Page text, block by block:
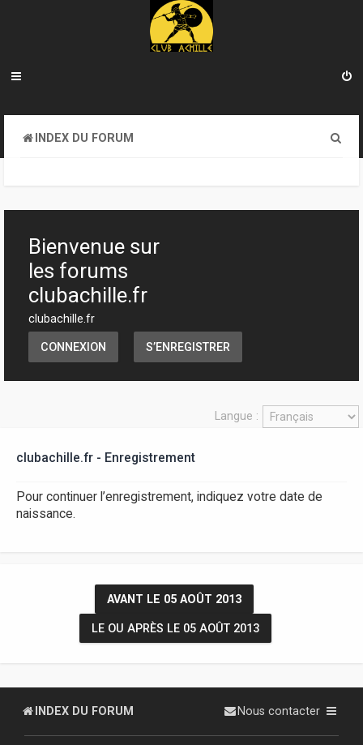
INDEX DU FORUM
h
Bienvenue sur
les forums
clubachille.fr
clubachille.fr
CONNEXION S’ENREGISTRER
Langue :
clubachille.fr - Enregistrement
Pour continuer l’enregistrement, indiquez votre date de
naissance.
AVANT LE 05 AOÛT 2013
LE OU APRÈS LE 05 AOÛT 2013
INDEX DU FORUM Nous contacter